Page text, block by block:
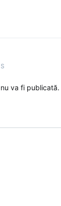
va fi publicată.